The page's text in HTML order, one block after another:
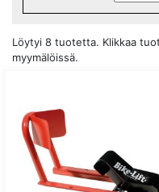
Löytyi 8 tuotetta. Klikkaa
myymälöissä.